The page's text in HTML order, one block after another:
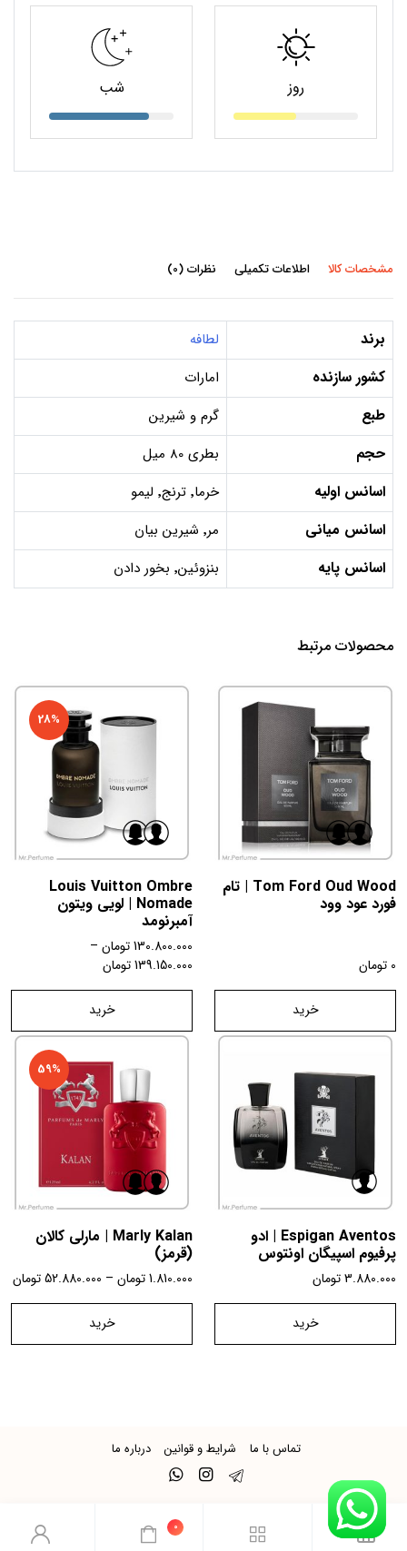
0
روز شب
مشخصات کالا اطلاعات تکمیلی نظرات (0)
برند لطافه
کشور سازنده امارات
طبع گرم و شیرین
حجم بطری 80 میل
اسانس اولیه خرما٬ ترنج٬ لیمو
اسانس میانی مر٬ شیرین بیان
اسانس پایه بنزوئین٬ بخور دادن
محصولات مرتبط
Tom Ford Oud Wood | تام
فورد عود وود
0 تومان
خرید
28%
Louis Vuitton Ombre
Nomade | لویی ویتون
آمبرنومد
130.800.000تومان –
139.150.000تومان
خرید
Espigan Aventos | ادو
پرفیوم اسپیگان اونتوس
3.880.000تومان
خرید
59%
Marly Kalan | مارلی کالان
(قرمز)
1.810.000تومان –
52.880.000تومان
خرید
تماس با ما شرایط و قوانین درباره ما